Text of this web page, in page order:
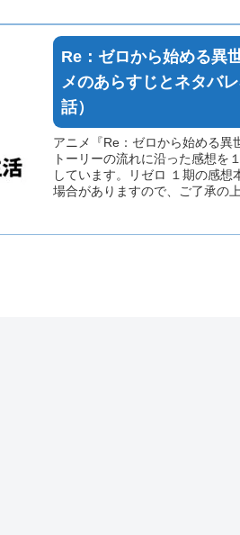
Re：ゼロから始める異
メのあらすじとネタバ
話）
アニメ『Re：ゼロから始める異
トーリーの流れに沿った感想を
しています。リゼロ １期の感想
場合がありますので、ご了承の